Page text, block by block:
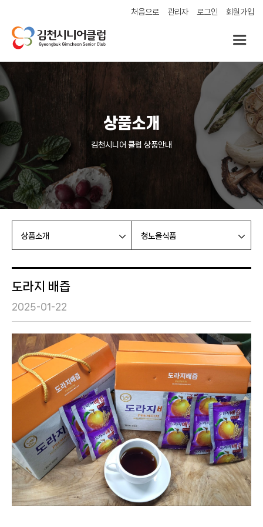
처음으로 관리자 로그인 회원가입
상품소개
김천시니어 클럽 상품안내
상품소개 청노을식품
도라지 배즙
2025-01-22